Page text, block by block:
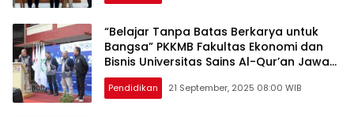
“Belajar Tanpa Batas Berkarya untuk
Bangsa” PKKMB Fakultas Ekonomi dan
Bisnis Universitas Sains Al-Qur’an Jawa
Tengah di Wonosobo Tahun 2025
Pendidikan 21 September, 2025 08:00 WIB